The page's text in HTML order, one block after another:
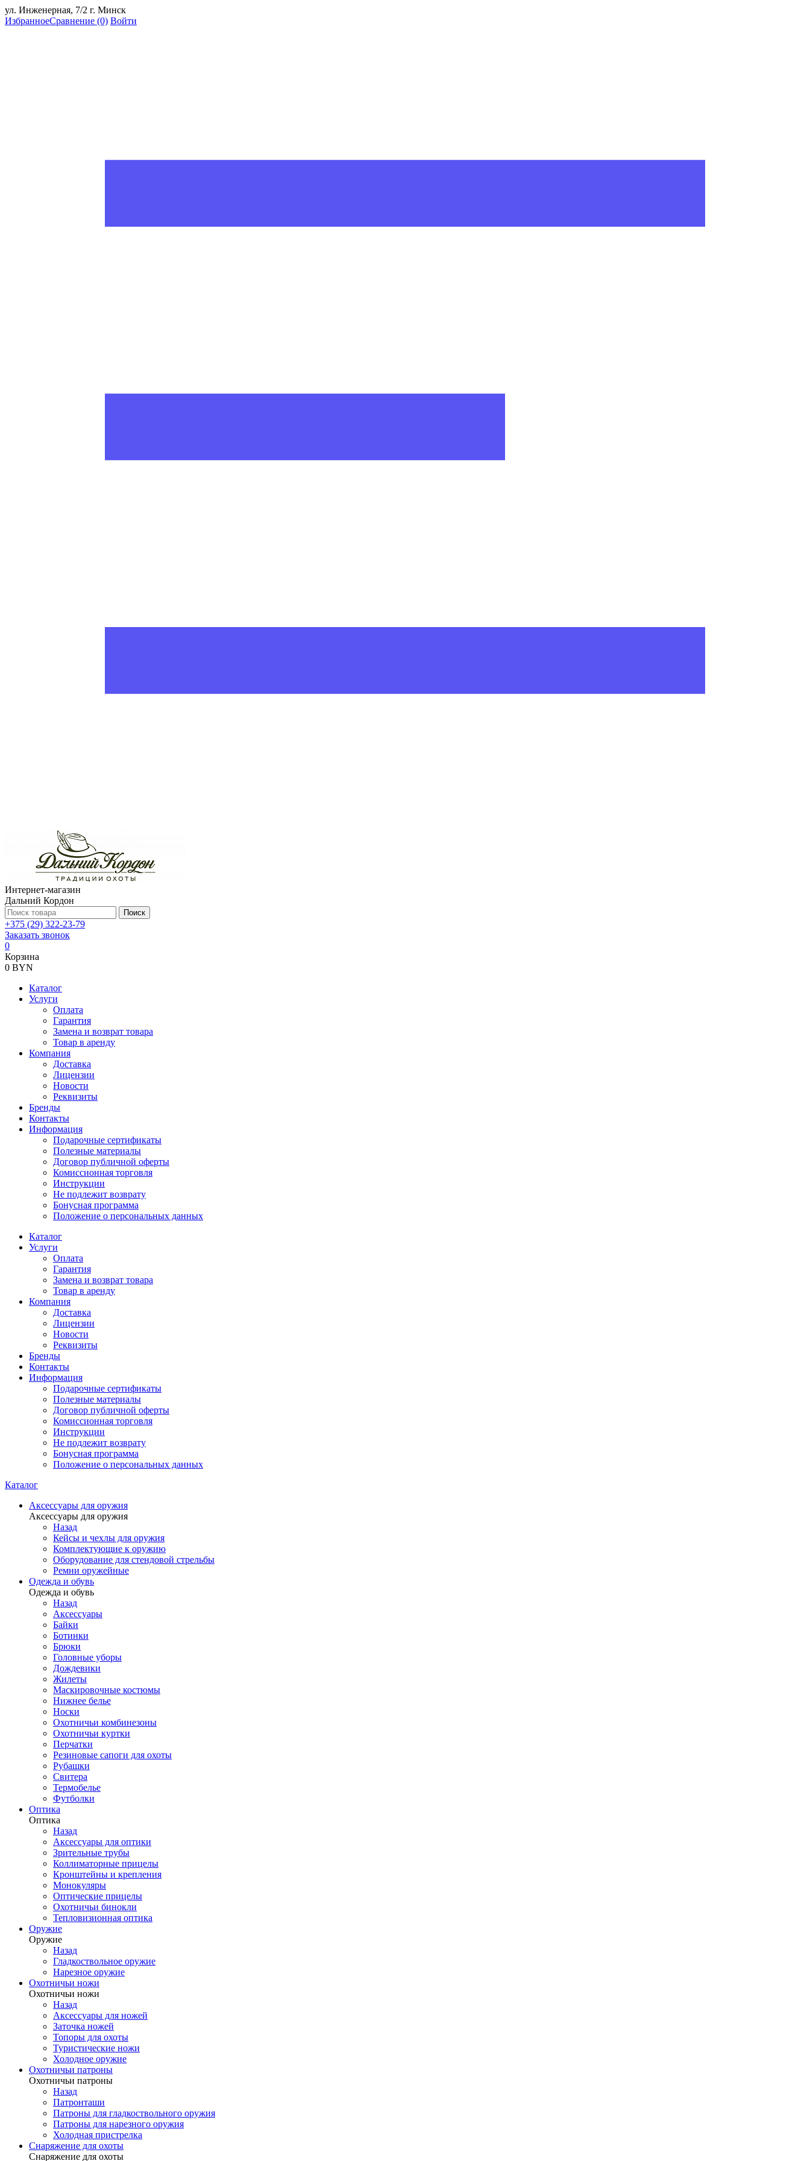
ул. Инженерная, 7/2 г. Минск
ИзбранноеСравнение (0) Войти
Интернет-магазин
Дальний Кордон
Поиск
+375 (29) 322-23-79
Заказать звонок
0
Корзина
0 BYN
Каталог
Услуги
Оплата
Гарантия
Замена и возврат товара
Товар в аренду
Компания
Доставка
Лицензии
Новости
Реквизиты
Бренды
Контакты
Информация
Подарочные сертификаты
Полезные материалы
Договор публичной оферты
Комиссионная торговля
Инструкции
Не подлежит возврату
Бонусная программа
Положение о персональных данных
Каталог
Услуги
Оплата
Гарантия
Замена и возврат товара
Товар в аренду
Компания
Доставка
Лицензии
Новости
Реквизиты
Бренды
Контакты
Информация
Подарочные сертификаты
Полезные материалы
Договор публичной оферты
Комиссионная торговля
Инструкции
Не подлежит возврату
Бонусная программа
Положение о персональных данных
Каталог
Аксессуары для оружия
Аксессуары для оружия
Назад
Кейсы и чехлы для оружия
Комплектующие к оружию
Оборудование для стендовой стрельбы
Ремни оружейные
Одежда и обувь
Одежда и обувь
Назад
Аксессуары
Байки
Ботинки
Брюки
Головные уборы
Дождевики
Жилеты
Маскировочные костюмы
Нижнее белье
Носки
Охотничьи комбинезоны
Охотничьи куртки
Перчатки
Резиновые сапоги для охоты
Рубашки
Свитера
Термобелье
Футболки
Оптика
Оптика
Назад
Аксессуары для оптики
Зрительные трубы
Коллиматорные прицелы
Кронштейны и крепления
Монокуляры
Оптические прицелы
Охотничьи бинокли
Тепловизионная оптика
Оружие
Оружие
Назад
Гладкоствольное оружие
Нарезное оружие
Охотничьи ножи
Охотничьи ножи
Назад
Аксессуары для ножей
Заточка ножей
Топоры для охоты
Туристические ножи
Холодное оружие
Охотничьи патроны
Охотничьи патроны
Назад
Патронташи
Патроны для гладкоствольного оружия
Патроны для нарезного оружия
Холодная пристрелка
Снаряжение для охоты
Снаряжение для охоты